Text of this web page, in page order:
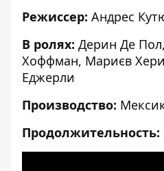
Режиссер: Андрес
В ролях: Дерин Де
Хоффман, Мариєв
Еджерли
Производство:
Продолжительность: